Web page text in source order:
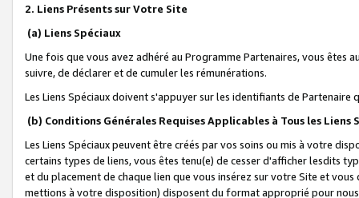
2. Liens Présents sur Votre Site
(a) Liens Spéciaux
Une fois que vous avez adhéré au Programme Partenaires, vous êtes
suivre, de déclarer et de cumuler les rémunérations.
Les Liens Spéciaux doivent s'appuyer sur les identifiants de Partenaire
(b) Conditions Générales Requises Applicables à Tous les Liens
Les Liens Spéciaux peuvent être créés par vos soins ou mis à votre
certains types de liens, vous êtes tenu(e) de cesser d'afficher lesdits
et du placement de chaque lien que vous insérez sur votre Site et
mettions à votre disposition) disposent du format approprié pour